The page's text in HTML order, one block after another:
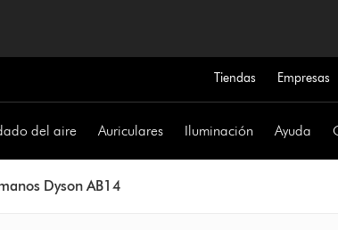
Tiendas Empresas
del aire Auriculares Iluminación Ayuda
Dyson AB14